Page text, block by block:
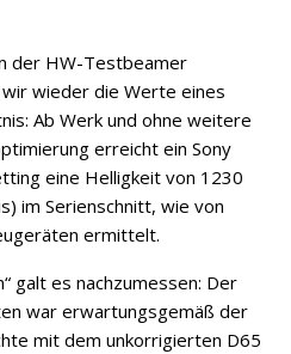
der HW-Testbeamer
wir wieder die Werte eines
Ab Werk und ohne weitere
erreicht ein Sony
eine Helligkeit von 1230
im Serienschnitt, wie von
ermittelt.
galt es nachzumessen: Der
war erwartungsgemäß der
mit dem unkorrigierten D65